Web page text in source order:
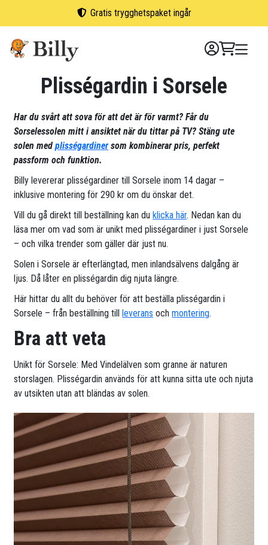
Gratis trygghetspaket ingår
Plisségardin i Sorsele
Har du svårt att sova för att det är för varmt? Får du
Sorselessolen mitt i ansiktet när du tittar på TV? Stäng ute
solen medplisségardinersom kombinerar pris, perfekt
passform och funktion.
Billy levererar plisségardiner till Sorsele inom 14 dagar –
inklusive montering för 290 kr om du önskar det.
Vill du gå direkt till beställning kan duklicka här. Nedan kan du
läsa mer om vad som är unikt med plisségardiner i just Sorsele
– och vilka trender som gäller där just nu.
Solen i Sorsele är efterlängtad, men inlandsälvens dalgång är
ljus. Då låter en plisségardin dig njuta längre.
Här hittar du allt du behöver för att beställa plisségardin i
Sorsele – från beställning tillleverans ochmontering.
Bra att veta
Unikt för Sorsele: Med Vindelälven som granne är naturen
storslagen. Plisségardin används för att kunna sitta ute och njuta
av utsikten utan att bländas av solen.